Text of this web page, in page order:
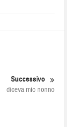
Successivo
diceva mio nonno